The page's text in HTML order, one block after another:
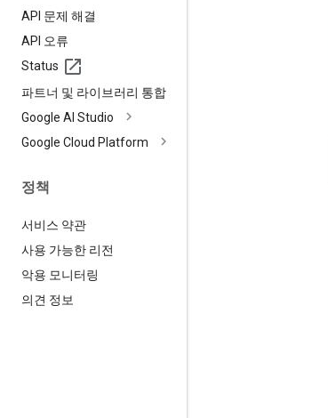
API 문제 해결
API 오류
Status
파트너 및 라이브러리 통합
Google AI Studio
Google Cloud Platform
정책
서비스 약관
사용 가능한 리전
악용 모니터링
의견 정보